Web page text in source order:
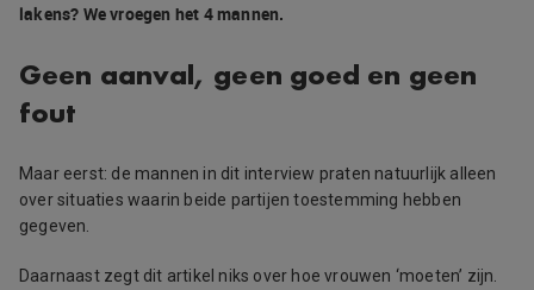
lakens? We vroegen het 4 mannen.
Geen aanval, geen goed en geen
fout
Maar eerst: de mannen in dit interview praten natuurlijk alleen
over situaties waarin beide partijen toestemming hebben
gegeven.
Daarnaast zegt dit artikel niks over hoe vrouwen ‘moeten’ zijn.